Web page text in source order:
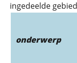
ingedeelde
onderwerp